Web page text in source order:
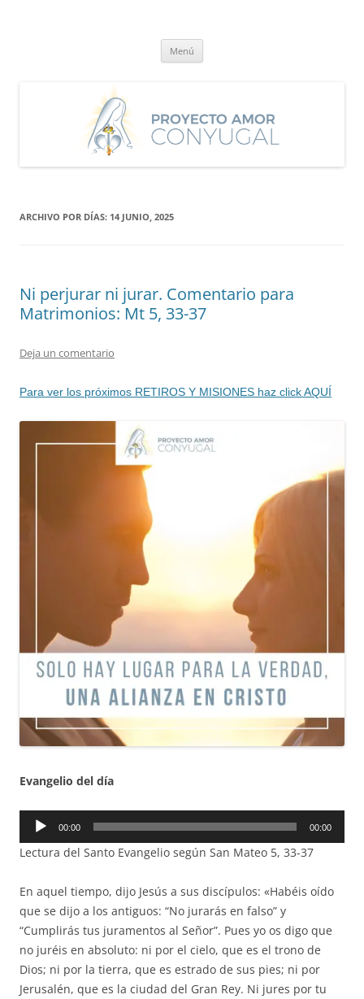
Menú
ARCHIVO POR DÍAS: 14 JUNIO, 2025
Ni perjurar ni jurar. Comentario para
Matrimonios: Mt 5, 33-37
Deja un comentario
Para ver los próximos RETIROS Y MISIONES haz click AQUÍ
Evangelio del día
Reproductor
audio
00:00 00:00
Lectura del Santo Evangelio según San Mateo 5, 33-37
En aquel tiempo, dijo Jesús a sus discípulos: «Habéis oído
que se dijo a los antiguos: “No jurarás en falso” y
“Cumplirás tus juramentos al Señor”. Pues yo os digo que
no juréis en absoluto: ni por el cielo, que es el trono de
Dios; ni por la tierra, que es estrado de sus pies; ni por
Jerusalén, que es la ciudad del Gran Rey. Ni jures por tu